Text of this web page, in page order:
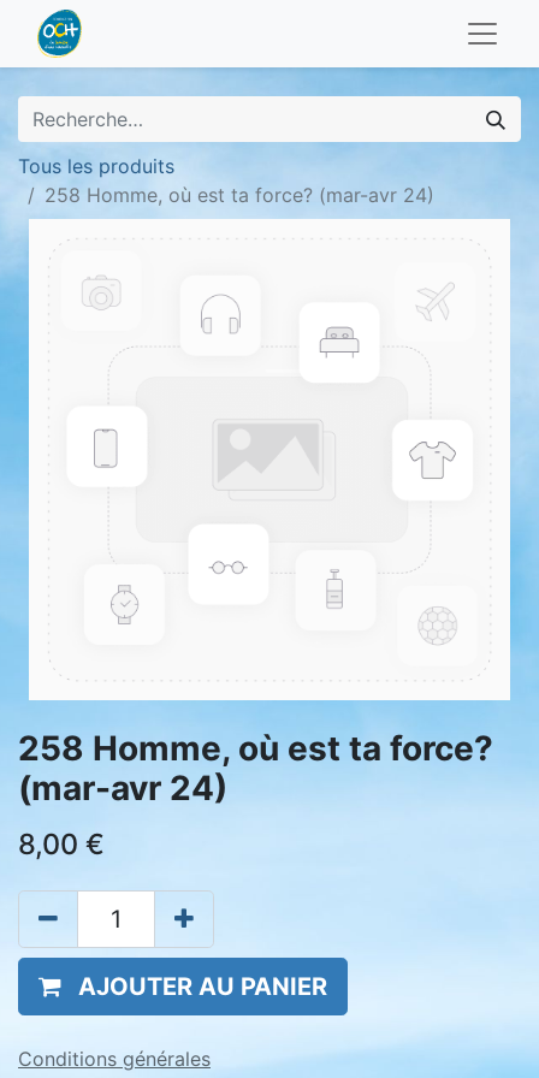
Tous les produits
258 Homme, où est ta force? (mar-avr 24)
258 Homme, où est ta force?
(mar-avr 24)
8,00 €
AJOUTER AU PANIER
Conditions générales